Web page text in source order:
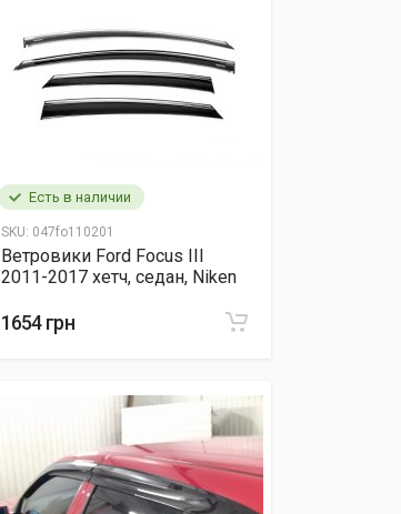
Есть в наличии
SKU: 047fo110201
Ветровики Ford Focus III
2011-2017 хетч, седан, Niken
1654 грн